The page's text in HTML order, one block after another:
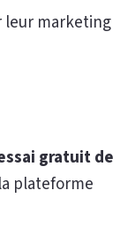
leur marketing
gratuit de
plateforme